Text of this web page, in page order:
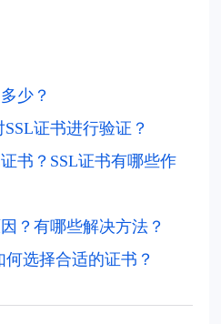
少？
SSL证书进行验证？
书？SSL证书有哪些作
？有哪些解决方法？
选择合适的证书？